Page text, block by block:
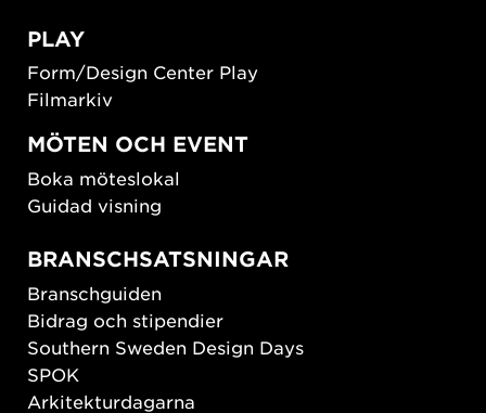
PLAY
Form/Design Center Play
Filmarkiv
MÖTEN OCH EVENT
Boka möteslokal
Guidad visning
BRANSCHSATSNINGAR
Branschguiden
Bidrag och stipendier
Southern Sweden Design Days
SPOK
Arkitekturdagarna